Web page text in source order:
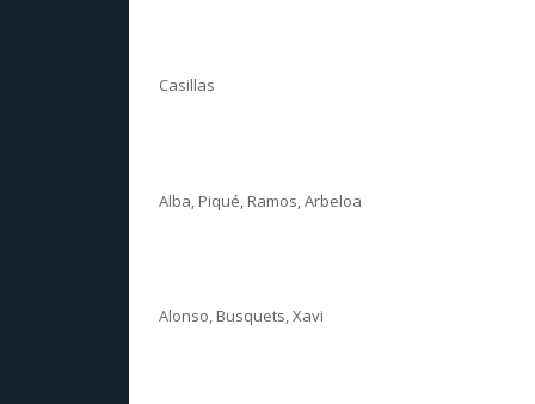
Casillas
Alba, Piqué, Ramos, Arbeloa
Alonso, Busquets, Xavi